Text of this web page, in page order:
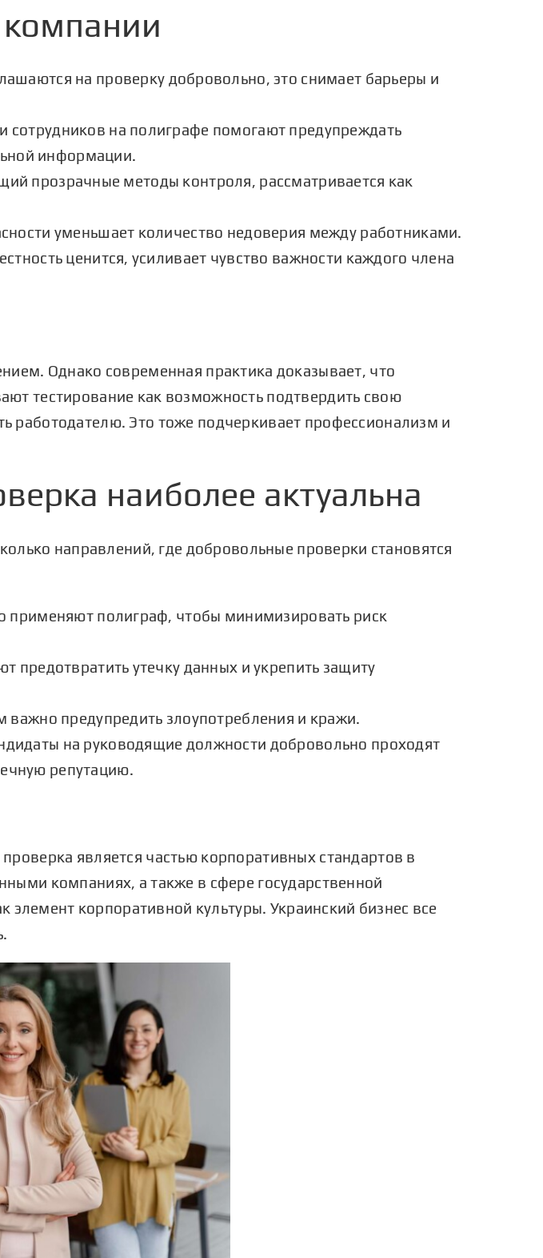
на проверку добровольно, это снимает барьеры и
сотрудников на полиграфе помогают предупреждать
информации.
прозрачные методы контроля, рассматривается как
уменьшает количество недоверия между работниками.
ценится, усиливает чувство важности каждого члена
Однако современная практика доказывает, что
тестирование как возможность подтвердить свою
работодателю. Это тоже подчеркивает профессионализм и
наиболее актуальна
направлений, где добровольные проверки становятся
применяют полиграф, чтобы минимизировать риск
предотвратить утечку данных и укрепить защиту
предупредить злоупотребления и кражи.
на руководящие должности добровольно проходят
репутацию.
является частью корпоративных стандартов в
компаниях, а также в сфере государственной
элемент корпоративной культуры. Украинский бизнес все